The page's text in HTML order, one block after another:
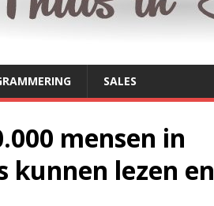
SALES
mensen in
kunnen lezen en